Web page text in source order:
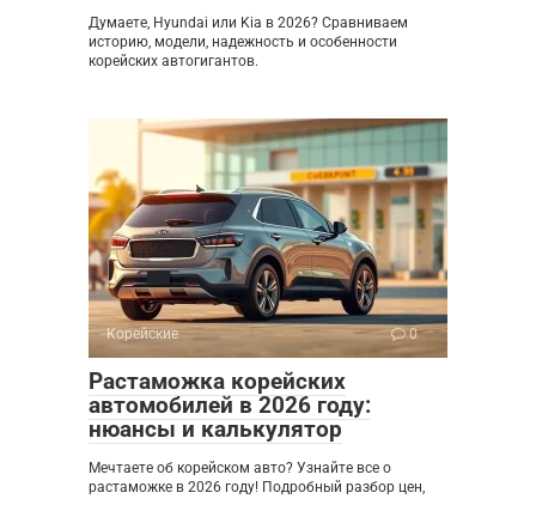
Думаете, Hyundai или Kia в 2026? Сравниваем
историю, модели, надежность и особенности
корейских автогигантов.
Корейские 0
Растаможка корейских
автомобилей в 2026 году:
нюансы и калькулятор
Мечтаете об корейском авто? Узнайте все о
растаможке в 2026 году! Подробный разбор цен,